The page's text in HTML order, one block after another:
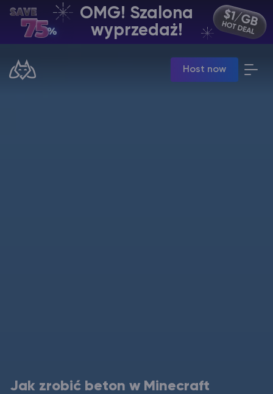
OMG! Szalona
wyprzedaż!
Host now
PL | USD
Manage your servers & payments
Jak zrobić beton w Minecraft